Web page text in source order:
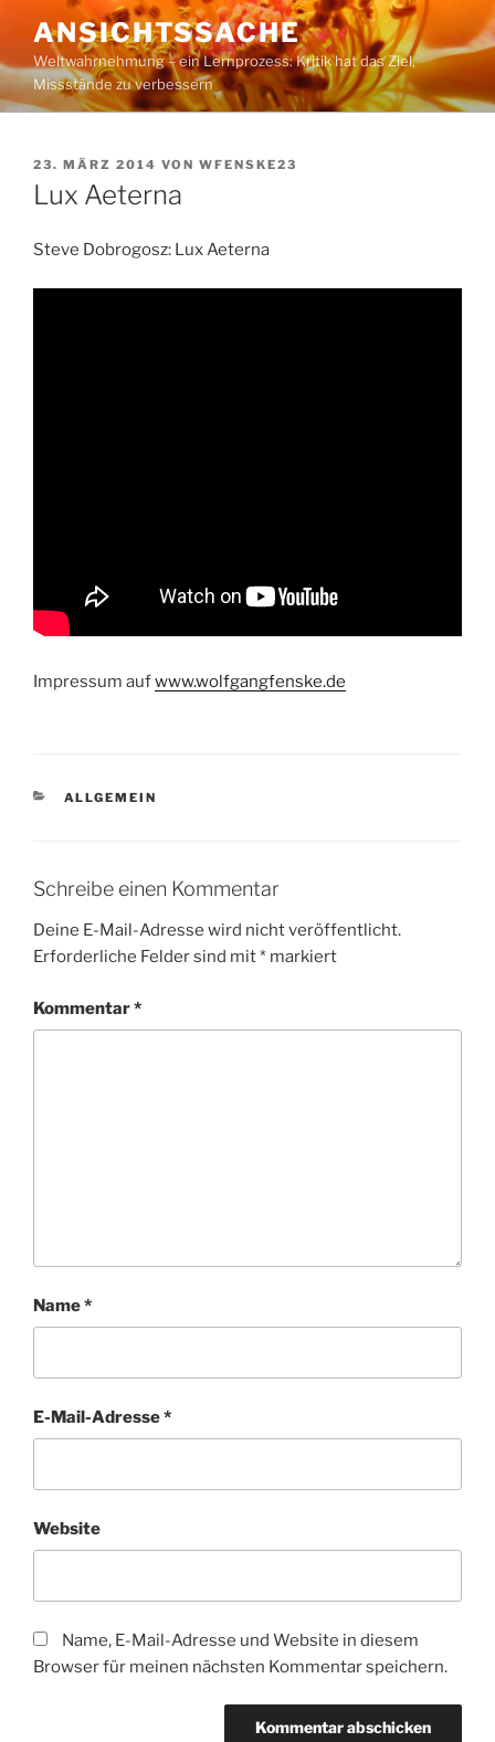
Inhalt
springen
ANSICHTSSACHE
Weltwahrnehmung – ein Lernprozess: Kritik hat das Ziel,
Missstände zu verbessern
VERÖFFENTLICHT
AM
23. MÄRZ 2014 VON WFENSKE23
Lux Aeterna
Steve Dobrogosz: Lux Aeterna
Impressum aufwww.wolfgangfenske.de
KATEGORIEN
ALLGEMEIN
Schreibe einen Kommentar
Deine E-Mail-Adresse wird nicht veröffentlicht.
Erforderliche Felder sind mit* markiert
Kommentar*
Name*
E-Mail-Adresse*
Website
Name, E-Mail-Adresse und Website in diesem
Browser für meinen nächsten Kommentar speichern.